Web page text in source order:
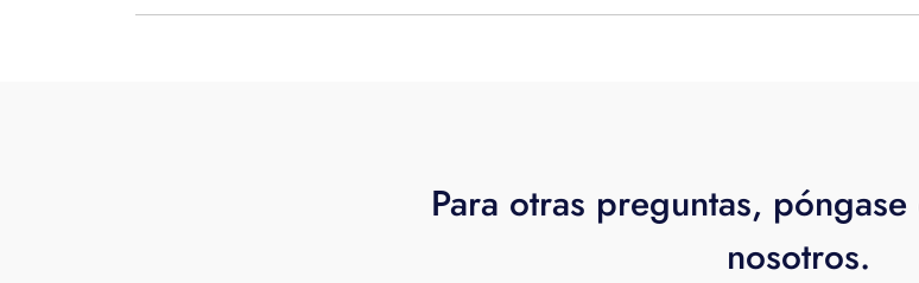
Para otras preguntas,
nosotros.